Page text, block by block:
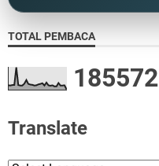
TOTAL PEMBACA
185572
Translate